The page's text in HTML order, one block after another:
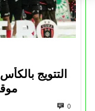
التتويج
0